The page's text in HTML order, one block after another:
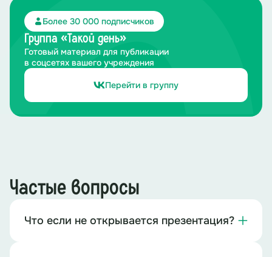
Более 30 000 подписчиков
Группа «Такой день»
Готовый материал для публикации
в соцсетях вашего учреждения
Перейти в группу
Частые вопросы
Что если не открывается презентация?